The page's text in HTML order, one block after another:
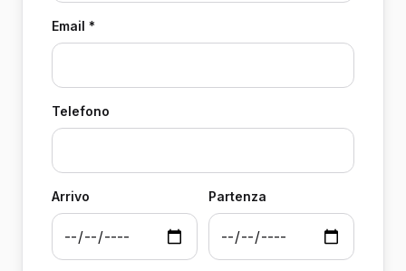
Email *
Telefono
Arrivo Partenza